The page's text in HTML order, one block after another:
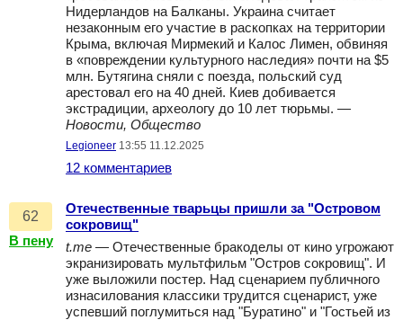
Нидерландов на Балканы. Украина считает
незаконным его участие в раскопках на территории
Крыма, включая Мирмекий и Калос Лимен, обвиняя
в «повреждении культурного наследия» почти на $5
млн. Бутягина сняли с поезда, польский суд
арестовал его на 40 дней. Киев добивается
экстрадиции, археологу до 10 лет тюрьмы. —
Новости, Общество
Legioneer 13:55 11.12.2025
12 комментариев
62
В пену
Отечественные тварьцы пришли за "Островом
сокровищ"
t.me — Отечественные бракоделы от кино угрожают
экранизировать мультфильм "Остров сокровищ". И
уже выложили постер. Над сценарием публичного
изнасилования классики трудится сценарист, уже
успевший поглумиться над "Буратино" и "Гостьей из